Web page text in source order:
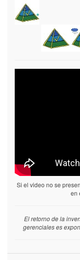
Si el video no se
en
El retorno de la
gerenciales es